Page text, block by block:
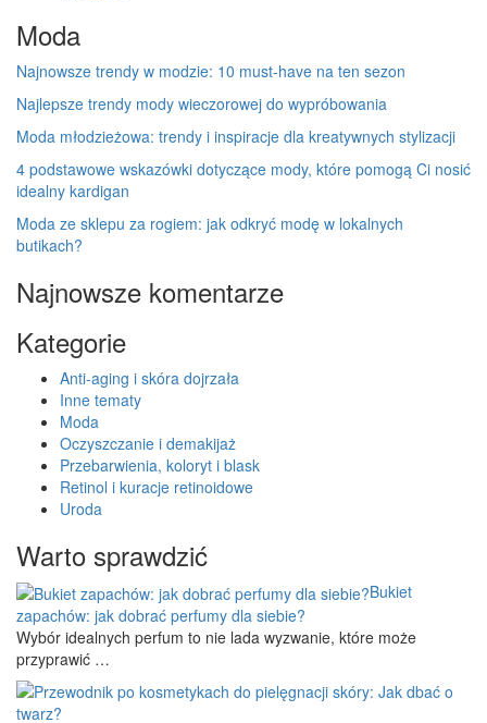
Moda
Najnowsze trendy w modzie: 10 must-have na ten sezon
Najlepsze trendy mody wieczorowej do wypróbowania
Moda młodzieżowa: trendy i inspiracje dla kreatywnych stylizacji
4 podstawowe wskazówki dotyczące mody, które pomogą Ci nosić
idealny kardigan
Moda ze sklepu za rogiem: jak odkryć modę w lokalnych
butikach?
Najnowsze komentarze
Kategorie
Anti-aging i skóra dojrzała
Inne tematy
Moda
Oczyszczanie i demakijaż
Przebarwienia, koloryt i blask
Retinol i kuracje retinoidowe
Uroda
Warto sprawdzić
Bukiet
zapachów: jak dobrać perfumy dla siebie?
Wybór idealnych perfum to nie lada wyzwanie, które może
przyprawić …